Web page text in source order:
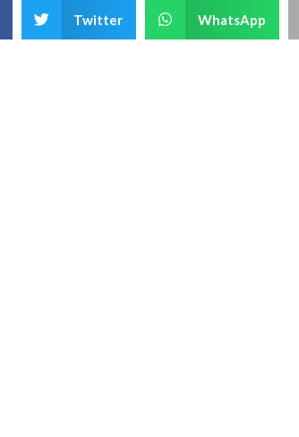
Twitter WhatsApp